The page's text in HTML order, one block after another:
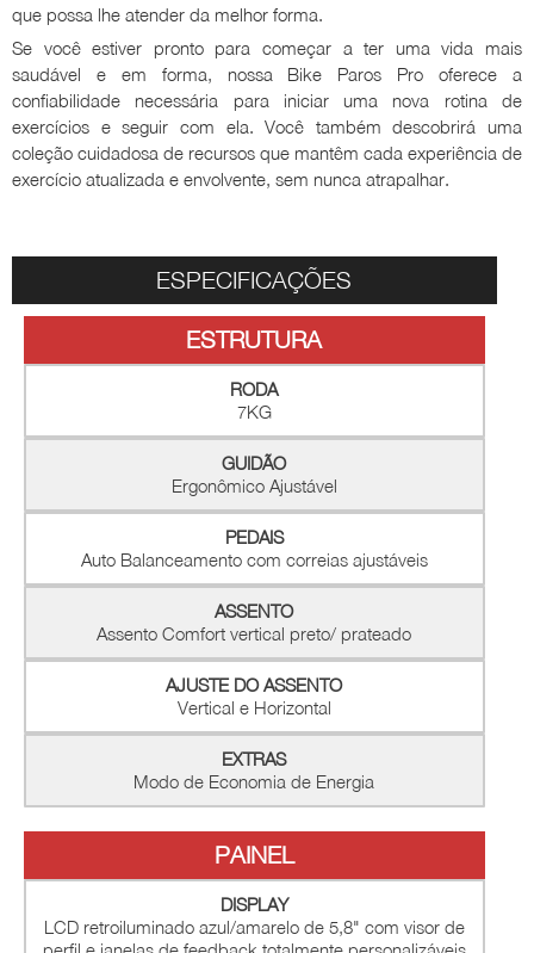
que possa lhe atender da melhor forma.
Se você estiver pronto para começar a ter uma vida mais
saudável e em forma, nossa Bike Paros Pro oferece a
confiabilidade necessária para iniciar uma nova rotina de
exercícios e seguir com ela. Você também descobrirá uma
coleção cuidadosa de recursos que mantêm cada experiência de
exercício atualizada e envolvente, sem nunca atrapalhar.
ESPECIFICAÇÕES
ESTRUTURA
RODA
7KG
GUIDÃO
Ergonômico Ajustável
PEDAIS
Auto Balanceamento com correias ajustáveis
ASSENTO
Assento Comfort vertical preto/ prateado
AJUSTE DO ASSENTO
Vertical e Horizontal
EXTRAS
Modo de Economia de Energia
PAINEL
DISPLAY
LCD retroiluminado azul/amarelo de 5,8" com visor de